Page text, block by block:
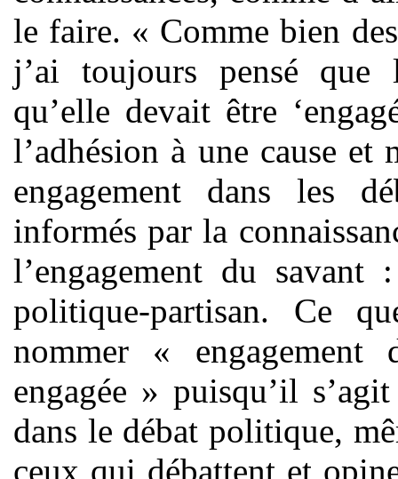
le faire. « Comme bien
j’ai toujours pensé
qu’elle devait être
l’adhésion à une cause
engagement dans les
informés par la
l’engagement du
politique-partisan. Ce
nommer «
engagée » puisqu’il
dans le débat politique,
ceux qui débattent et